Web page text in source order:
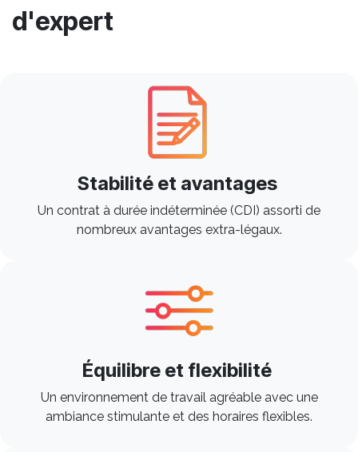
d'expert
Stabilité et avantages
Un contrat à durée indéterminée (CDI) assorti de
nombreux avantages extra-légaux.
Équilibre et flexibilité
Un environnement de travail agréable avec une
ambiance stimulante et des horaires flexibles. ​